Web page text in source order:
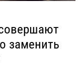
заменить